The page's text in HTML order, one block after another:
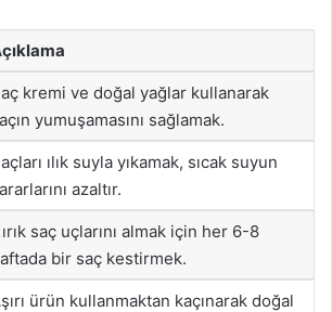
kremi ve doğal yağlar kullanarak
yumuşamasını sağlamak.
ılık suyla yıkamak, sıcak suyun
azaltır.
saç uçlarını almak için her 6-8
bir saç kestirmek.
ürün kullanmaktan kaçınarak doğal